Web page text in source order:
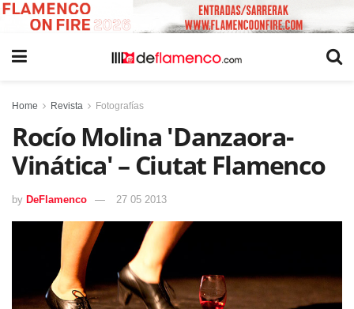
Home Revista Fotografías
Rocío Molina 'Danzaora-
Vinática' – Ciutat Flamenco
by DeFlamenco 27 05 2013